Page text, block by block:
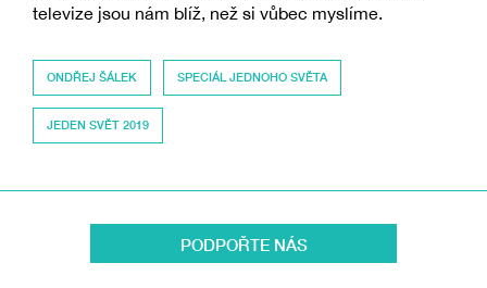
televize jsou nám blíž, než si vůbec myslíme.
ONDŘEJ ŠÁLEK SPECIÁL JEDNOHO SVĚTA
JEDEN SVĚT 2019
PODPOŘTE NÁS